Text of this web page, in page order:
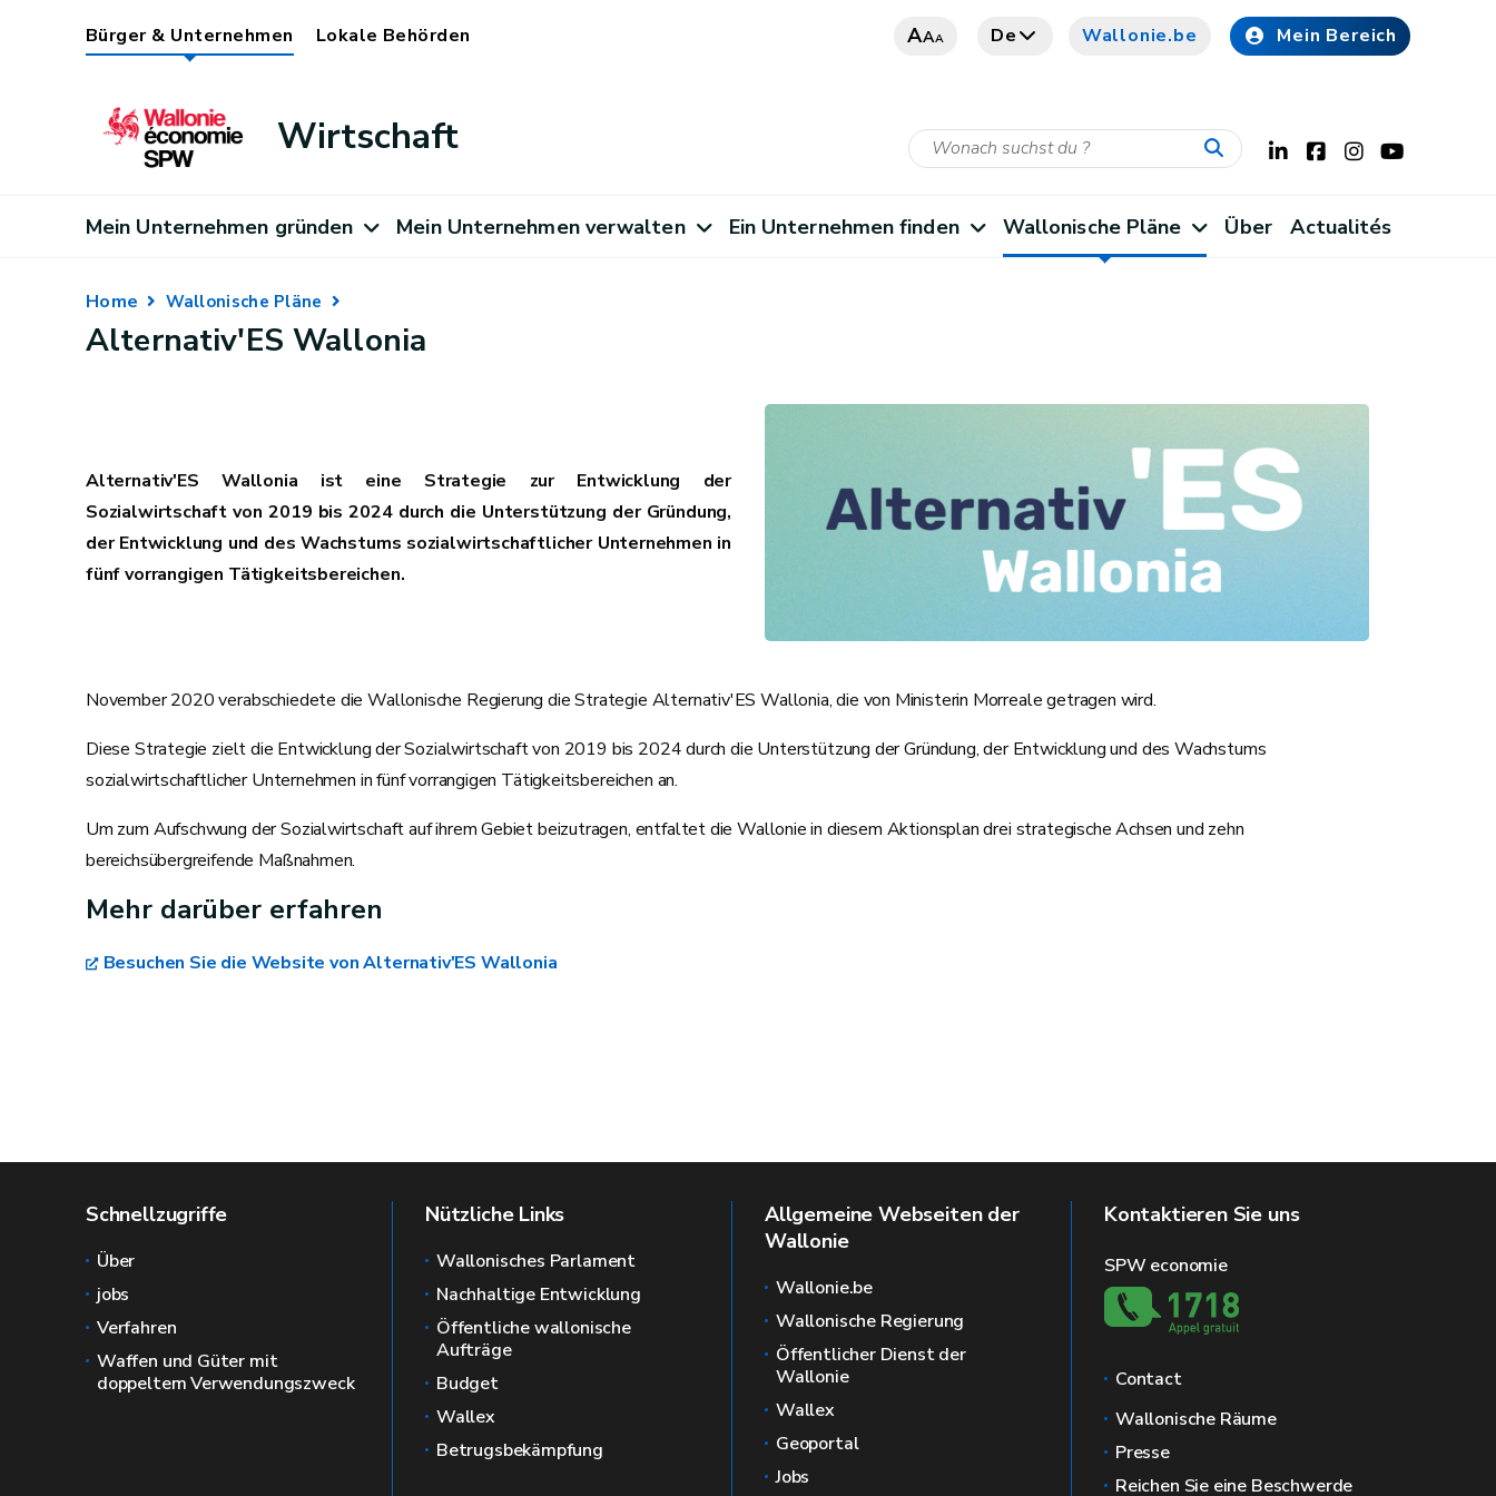
Bürger & Unternehmen Lokale Behörden AAA De Wallonie.be Mein Bereich
Wirtschaft
Mein Unternehmen gründen Mein Unternehmen verwalten Ein Unternehmen finden Wallonische Pläne Über Actualités
Home Wallonische Pläne
Alternativ'ES Wallonia
Alternativ'ES Wallonia ist eine Strategie zur Entwicklung der
Sozialwirtschaft von 2019 bis 2024 durch die Unterstützung der Gründung,
der Entwicklung und des Wachstums sozialwirtschaftlicher Unternehmen in
fünf vorrangigen Tätigkeitsbereichen.
November 2020 verabschiedete die Wallonische Regierung die Strategie Alternativ'ES Wallonia, die von Ministerin Morreale getragen wird.
Diese Strategie zielt die Entwicklung der Sozialwirtschaft von 2019 bis 2024 durch die Unterstützung der Gründung, der Entwicklung und des Wachstums
sozialwirtschaftlicher Unternehmen in fünf vorrangigen Tätigkeitsbereichen an.
Um zum Aufschwung der Sozialwirtschaft auf ihrem Gebiet beizutragen, entfaltet die Wallonie in diesem Aktionsplan drei strategische Achsen und zehn
bereichsübergreifende Maßnahmen.
Mehr darüber erfahren
Besuchen Sie die Website von Alternativ'ES Wallonia
Schnellzugriffe
Über
jobs
Verfahren
Waffen und Güter mit
doppeltem Verwendungszweck
Nützliche Links
Wallonisches Parlament
Nachhaltige Entwicklung
Öffentliche wallonische
Aufträge
Budget
Wallex
Betrugsbekämpfung
Allgemeine Webseiten der
Wallonie
Wallonie.be
Wallonische Regierung
Öffentlicher Dienst der
Wallonie
Wallex
Geoportal
Jobs
Kontaktieren Sie uns
SPW economie
Contact
Wallonische Räume
Presse
Reichen Sie eine Beschwerde